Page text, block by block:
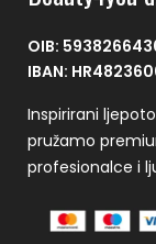
OIB:
IBAN:
Inspirirani
pružamo
profesionalce i